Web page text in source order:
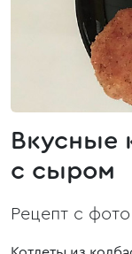
Вкусные
с сыром
Рецепт с фото